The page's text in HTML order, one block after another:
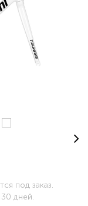
под заказ.
дней.